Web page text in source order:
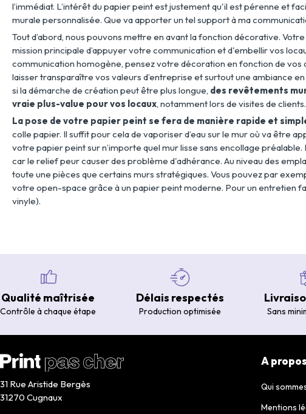
l’immédiat. L’intérêt du papier peint est justement qu'il est pérenne et
murale personnalisée. Que va apporter un tel support à ma
Tout d’abord, nous pouvons mettre en avant la fonction décorative.
mission principale d’appuyer votre communication et d'embellir vos
communication homogène, pensez votre décoration en fonction de
laisser transparaître vos valeurs d’entreprise et surtout une ambiance
si la démarche de création peut être plus longue, des revêtements
vraie plus-value pour vos locaux, notamment lors de visites de clients.
La pose de votre papier peint se fera de manière rapide et
colle papier. Il suffit pour cela de vaporiser d’eau sur le mur où va être
votre papier peint sur n’importe quel mur lisse sans encollage
car le relief peur causer des problème d'adhérance. Au niveau des
toute une pièces que certains murs stratégiques. Vous pouvez par
votre open-space grâce à un papier peint moderne. Pour un entretien
vinyle).
Qualité maîtrisée
Contrôle à chaque étape
Délais respectés
Production optimisée Sans
31 Rue Aristide Bergès
31270 Cugnaux
A propos
Qui
Mentions